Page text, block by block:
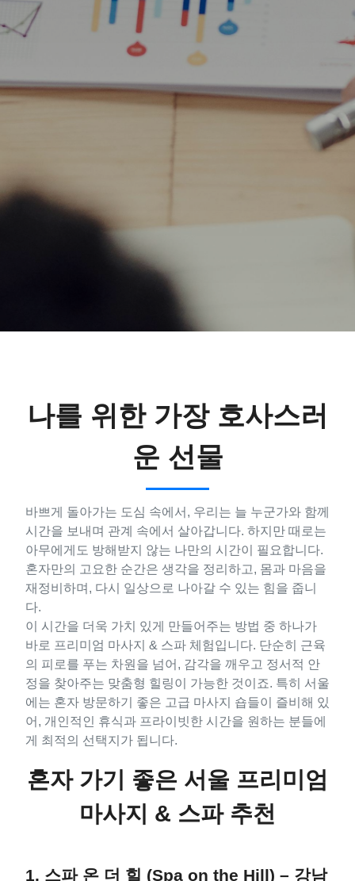
나를 위한 가장 호사스러
운 선물
바쁘게 돌아가는 도심 속에서, 우리는 늘 누군가와 함께
시간을 보내며 관계 속에서 살아갑니다. 하지만 때로는
아무에게도 방해받지 않는 나만의 시간이 필요합니다.
혼자만의 고요한 순간은 생각을 정리하고, 몸과 마음을
재정비하며, 다시 일상으로 나아갈 수 있는 힘을 줍니
다.
이 시간을 더욱 가치 있게 만들어주는 방법 중 하나가
바로 프리미엄 마사지 & 스파 체험입니다. 단순히 근육
의 피로를 푸는 차원을 넘어, 감각을 깨우고 정서적 안
정을 찾아주는 맞춤형 힐링이 가능한 것이죠. 특히 서울
에는 혼자 방문하기 좋은 고급 마사지 숍들이 즐비해 있
어, 개인적인 휴식과 프라이빗한 시간을 원하는 분들에
게 최적의 선택지가 됩니다.
혼자 가기 좋은 서울 프리미엄
마사지 & 스파 추천
1. 스파 온 더 힐 (Spa on the Hill) – 강남